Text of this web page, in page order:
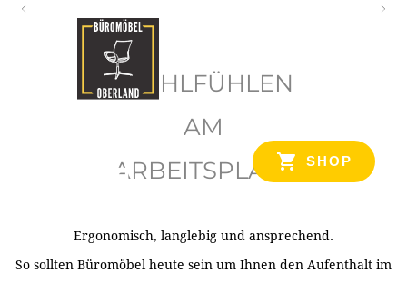
SHOP
WOHLFÜHLEN
AM
ARBEITSPLATZ
Ergonomisch, langlebig und ansprechend.
So sollten Büromöbel heute sein um Ihnen den Aufenthalt im